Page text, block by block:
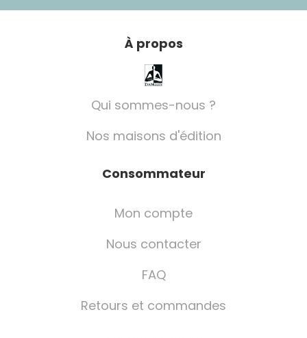
À propos
Qui sommes-nous ?
Nos maisons d'édition
Consommateur
Mon compte
Nous contacter
FAQ
Retours et commandes